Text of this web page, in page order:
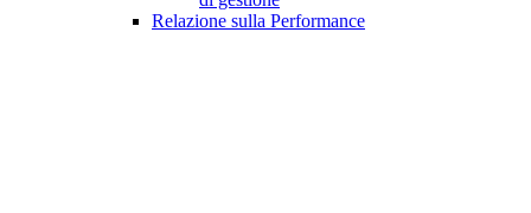
Relazione sulla Performance